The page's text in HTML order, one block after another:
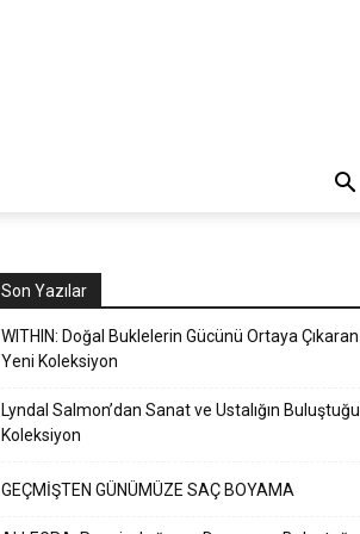
Son Yazılar
WITHIN: Doğal Buklelerin Gücünü Ortaya Çıkaran
Yeni Koleksiyon
Lyndal Salmon’dan Sanat ve Ustalığın Buluştuğu
Koleksiyon
GEÇMİŞTEN GÜNÜMÜZE SAÇ BOYAMA